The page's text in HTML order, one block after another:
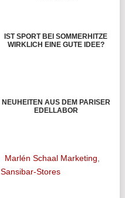
IST SPORT BEI SOMMERHITZE
WIRKLICH EINE GUTE IDEE?
NEUHEITEN AUS DEM PARISER
EDELLABOR
Marlén Schaal Marketing
Sansibar-Stores